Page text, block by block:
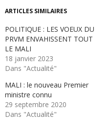
ARTICLES SIMILAIRES
POLITIQUE : LES VOEUX DU
PRVM ENVAHISSENT TOUT
LE MALI
18 janvier 2023
Dans "Actualité"
MALI : le nouveau Premier
ministre connu
29 septembre 2020
Dans "Actualité"